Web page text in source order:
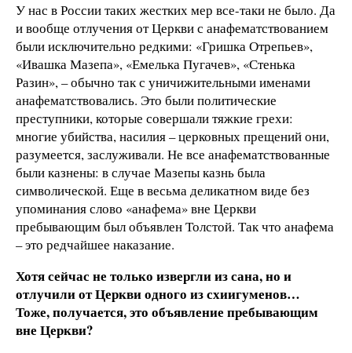
У нас в России таких жестких мер все-таки не было. Да
и вообще отлучения от Церкви с анафематствованием
были исключительно редкими: «Гришка Отрепьев»,
«Ивашка Мазепа», «Емелька Пугачев», «Стенька
Разин», – обычно так с уничижительными именами
анафематствовались. Это были политические
преступники, которые совершали тяжкие грехи:
многие убийства, насилия – церковных прещений они,
разумеется, заслуживали. Не все анафематствованные
были казнены: в случае Мазепы казнь была
символической. Еще в весьма деликатном виде без
упоминания слово «анафема» вне Церкви
пребывающим был объявлен Толстой. Так что анафема
– это редчайшее наказание.
Хотя сейчас не только извергли из сана, но и
отлучили от Церкви одного из схиигуменов…
Тоже, получается, это объявление пребывающим
вне Церкви?